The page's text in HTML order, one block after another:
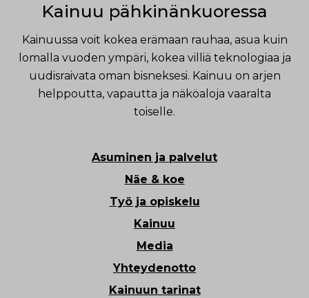
Kainuu pähkinänkuoressa
Kainuussa voit kokea erämaan rauhaa, asua kuin
lomalla vuoden ympäri, kokea villiä teknologiaa ja
uudisraivata oman bisneksesi. Kainuu on arjen
helppoutta, vapautta ja näköaloja vaaralta
toiselle.
Asuminen ja palvelut
Näe & koe
Työ ja opiskelu
Kainuu
Media
Yhteydenotto
Kainuun tarinat